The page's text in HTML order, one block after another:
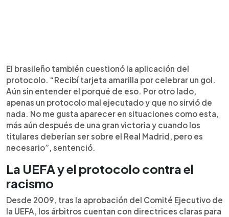
El brasileño también cuestionó la aplicación del
protocolo. “Recibí tarjeta amarilla por celebrar un gol.
Aún sin entender el porqué de eso. Por otro lado,
apenas un protocolo mal ejecutado y que no sirvió de
nada. No me gusta aparecer en situaciones como esta,
más aún después de una gran victoria y cuando los
titulares deberían ser sobre el Real Madrid, pero es
necesario”, sentenció.
La UEFA y el protocolo contra el
racismo
Desde 2009, tras la aprobación del Comité Ejecutivo de
la UEFA, los árbitros cuentan con directrices claras para